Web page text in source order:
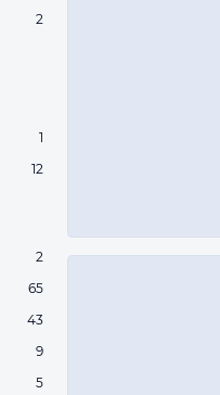
2
1
12
2
65
43
9
5